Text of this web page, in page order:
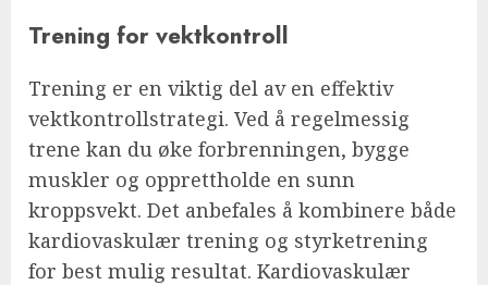
Trening for vektkontroll
Trening er en viktig del av en effektiv
vektkontrollstrategi. Ved å regelmessig
trene kan du øke forbrenningen, bygge
muskler og opprettholde en sunn
kroppsvekt. Det anbefales å kombinere både
kardiovaskulær trening og styrketrening
for best mulig resultat. Kardiovaskulær